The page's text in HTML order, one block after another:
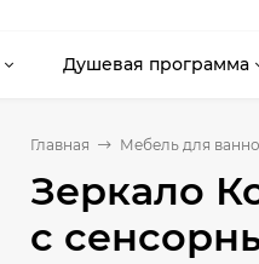
Душевая программа
Главная Мебель для
Зеркало
с